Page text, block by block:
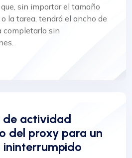
sin importar el tamaño
la tarea, tendrá el ancho de
completarlo sin
de actividad
del proxy para un
ininterrumpido